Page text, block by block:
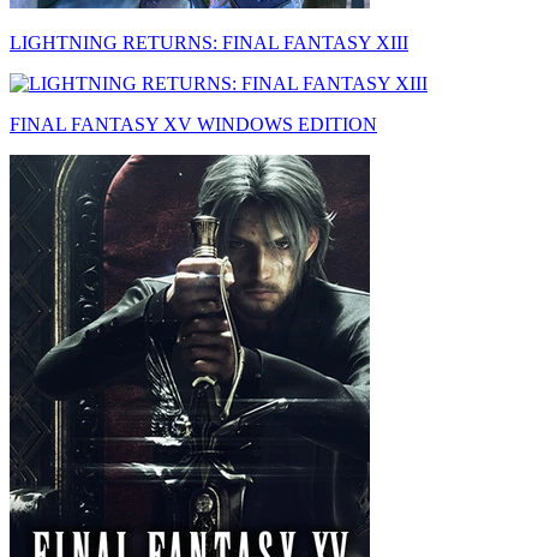
LIGHTNING RETURNS: FINAL FANTASY XIII
FINAL FANTASY XV WINDOWS EDITION